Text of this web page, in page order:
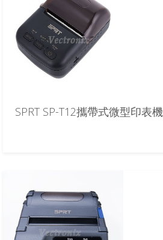
SPRT SP-T12攜帶式微型印表機